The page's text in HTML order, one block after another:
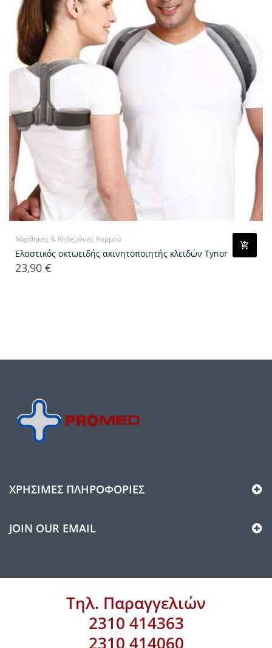
Νάρθηκες & Κηδεμόνες Κορμού
Ελαστικός οκτωειδής ακινητοποιητής κλειδών Tynor
Τιμή
23,90 €
ΧΡΉΣΙΜΕΣ ΠΛΗΡΟΦΟΡΊΕΣ
JOIN OUR EMAIL
Τηλ. Παραγγελιών
2310 414363
2310 414060